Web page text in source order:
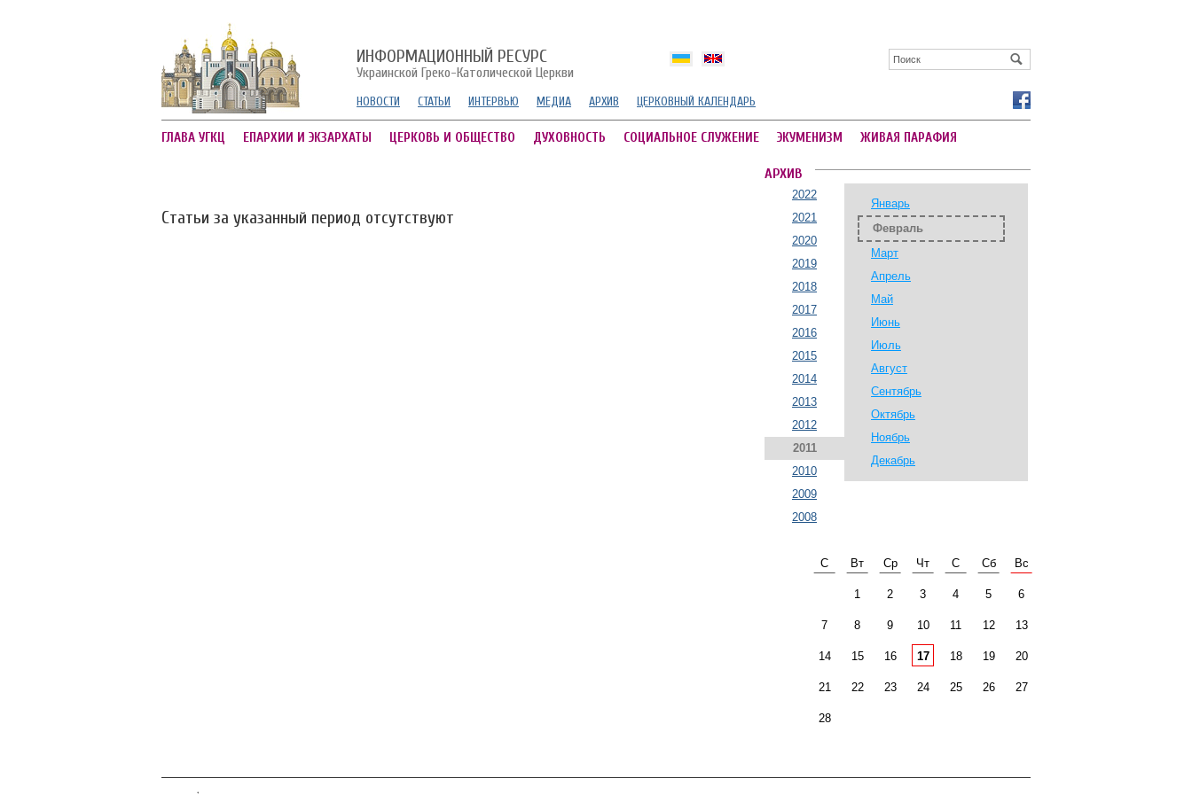
ИНФОРМАЦИОННЫЙ РЕСУРС
Украинской Греко-Католической Церкви
НОВОСТИ СТАТЬИ ИНТЕРВЬЮ МЕДИА АРХИВ ЦЕРКОВНЫЙ КАЛЕНДАРЬ
ГЛАВА УГКЦ ЕПАРХИИ И ЭКЗАРХАТЫ ЦЕРКОВЬ И ОБЩЕСТВО ДУХОВНОСТЬ СОЦИАЛЬНОЕ СЛУЖЕНИЕ ЭКУМЕНИЗМ ЖИВАЯ ПАРАФИЯ
Статьи за указанный период отсутствуют
АРХИВ
2022
2021
2020
2019
2018
2017
2016
2015
2014
2013
2012
2011
2010
2009
2008
Январь
Февраль
Март
Апрель
Май
Июнь
Июль
Август
Сентябрь
Октябрь
Ноябрь
Декабрь
С Вт Ср Чт С Сб Вс
1 2 3 4 5 6
7 8 9 10 11 12 13
14 15 16 17 18 19 20
21 22 23 24 25 26 27
28